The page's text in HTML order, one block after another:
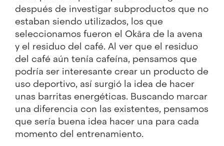
después de investigar subproductos que no
estaban siendo utilizados, los que
seleccionamos fueron el Okāra de la avena
y el residuo del café. Al ver que el residuo
del café aún tenía cafeína, pensamos que
podría ser interesante crear un producto de
uso deportivo, así surgió la idea de hacer
unas barritas energéticas. Buscando marcar
una diferencia con las existentes, pensamos
que sería buena idea hacer una para cada
momento del entrenamiento.